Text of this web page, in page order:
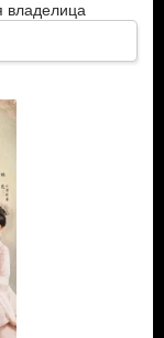
владелица
официальным
отправилась
героини,
ее от больших
своей
ситуация. И
Столицы по
люди, которым
правду о
двор.